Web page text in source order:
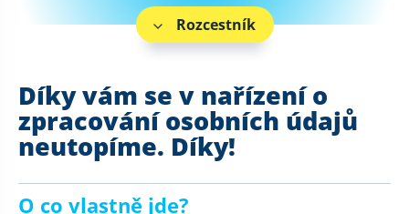
Rozcestník
Díky vám se v nařízení o
zpracování osobních údajů
neutopíme. Díky!
O co vlastně jde?